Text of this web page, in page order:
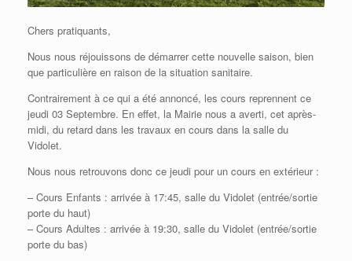
Chers pratiquants,
Nous nous réjouissons de démarrer cette nouvelle saison, bien
que particulière en raison de la situation sanitaire.
Contrairement à ce qui a été annoncé, les cours reprennent ce
jeudi 03 Septembre. En effet, la Mairie nous a averti, cet après-
midi, du retard dans les travaux en cours dans la salle du
Vidolet.
Nous nous retrouvons donc ce jeudi pour un cours en extérieur :
– Cours Enfants : arrivée à 17:45, salle du Vidolet (entrée/sortie
porte du haut)
– Cours Adultes : arrivée à 19:30, salle du Vidolet (entrée/sortie
porte du bas)